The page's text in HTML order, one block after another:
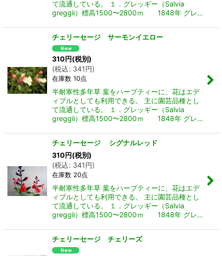
て流通している。 １．グレッギー（Salvia
greggii）標高1500〜2800ｍ 1848年 グレ…
チェリーセージ サーモンイエロー
310円(税別)
(税込: 341円)
在庫数 10点
半耐寒性多年草 葉をハーブティーに、花はエデ
ィブルとしても利用できる。 主に園芸品種とし
て流通している。 １．グレッギー（Salvia
greggii）標高1500〜2800ｍ 1848年 グレ…
チェリーセージ シグナルレッド
310円(税別)
(税込: 341円)
在庫数 20点
半耐寒性多年草 葉をハーブティーに、花はエデ
ィブルとしても利用できる。 主に園芸品種とし
て流通している。 １．グレッギー（Salvia
greggii）標高1500〜2800ｍ 1848年 グレ…
チェリーセージ チェリーズ